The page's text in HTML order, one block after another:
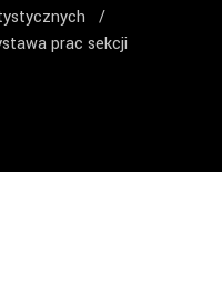
/
prac sekcji